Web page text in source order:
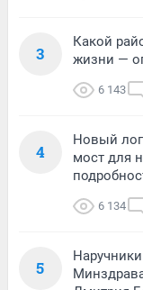
3
Какой
жизни —
6 143
4
Новый
мост для
6 134
5